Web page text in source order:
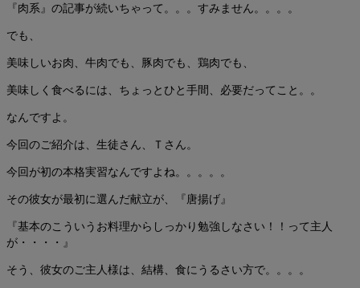
『肉系』の記事が続いちゃって。。。すみません。。。。
でも、
美味しいお肉、牛肉でも、豚肉でも、鶏肉でも、
美味しく食べるには、ちょっとひと手間、必要だってこと。。
なんですよ。
今回のご紹介は、生徒さん、Ｔさん。
今回が初の本格実習なんですよね。。。。。
その彼女が最初に選んだ献立が、『唐揚げ』
『基本のこういうお料理からしっかり勉強しなさい！！って主人
が・・・・』
そう、彼女のご主人様は、結構、食にうるさい方で。。。。